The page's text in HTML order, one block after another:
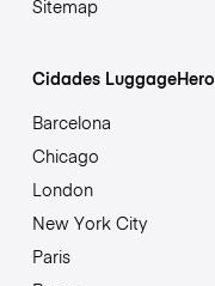
Sitemap
Cidades LuggageHero
Barcelona
Chicago
London
New York City
Paris